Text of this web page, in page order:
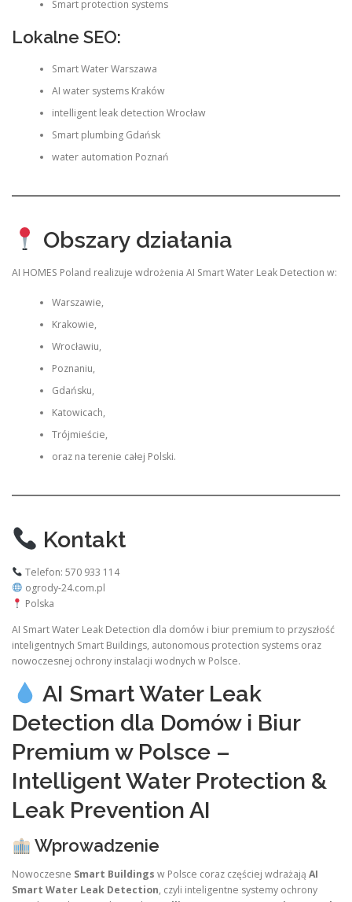
Smart protection systems
Lokalne SEO:
Smart Water Warszawa
AI water systems Kraków
intelligent leak detection Wrocław
Smart plumbing Gdańsk
water automation Poznań
Obszary działania
AI HOMES Poland realizuje wdrożenia AI Smart Water Leak Detection w:
Warszawie,
Krakowie,
Wrocławiu,
Poznaniu,
Gdańsku,
Katowicach,
Trójmieście,
oraz na terenie całej Polski.
Kontakt
Telefon: 570 933 114
ogrody-24.com.pl
Polska
AI Smart Water Leak Detection dla domów i biur premium to przyszłość
inteligentnych Smart Buildings, autonomous protection systems oraz
nowoczesnej ochrony instalacji wodnych w Polsce.
AI Smart Water Leak
Detection dla Domów i Biur
Premium w Polsce –
Intelligent Water Protection &
Leak Prevention AI
Wprowadzenie
Nowoczesne Smart Buildings w Polsce coraz częściej wdrażają AI
Smart Water Leak Detection, czyli inteligentne systemy ochrony